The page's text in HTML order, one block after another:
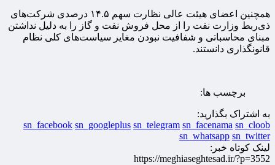
همچنین اعضای هیئت عالی نظارت سهم ۱۴.۵ درصدی شرکت‌های
ذی‌ربط وزارت نفت را از محل فروش نفت و گاز را به دلیل نداشتن
مبنای محاسباتی و شفافیت نبودن مغایر سیاست‌های کلی نظام
قانونگذاری دانستند.
برچسب ها:
به اشتراک بگذارید:
sn_facebook sn_googleplus sn_telegram sn_facenama sn_cloob
sn_whatsapp sn_twitter
لینک کوتاه خبر:
https://meghiaseghtesad.ir/?p=3552